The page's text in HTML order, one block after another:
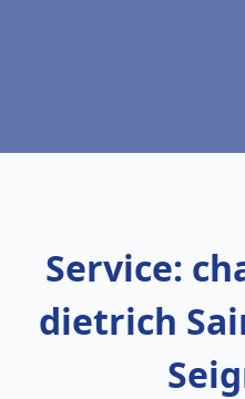
Service:
dietrich